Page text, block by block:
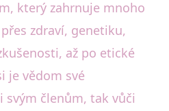
který zahrnuje mnoho
zdraví, genetiku,
až po etické
je vědom své
svým členům, tak vůči